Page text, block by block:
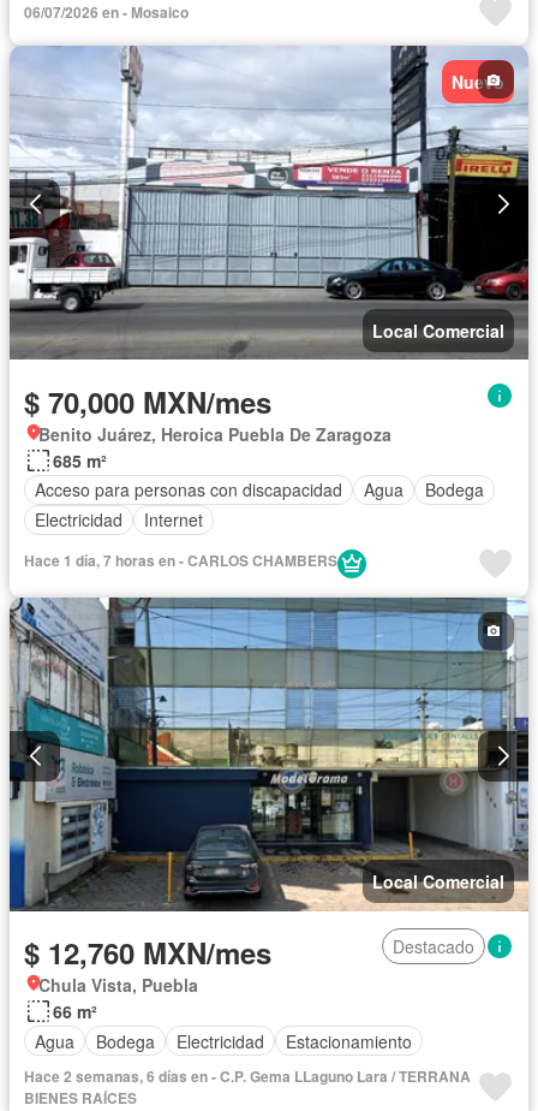
06/07/2026 en - Mosaico
Nuevo
Local Comercial
$ 70,000 MXN/mes
Benito Juárez, Heroica Puebla De Zaragoza
685 m²
Acceso para personas con discapacidad
Agua
Bodega
Electricidad
Internet
Hace 1 día, 7 horas en - CARLOS CHAMBERS
Local Comercial
$ 12,760 MXN/mes
Destacado
Chula Vista, Puebla
66 m²
Agua
Bodega Electricidad Estacionamiento
Hace 2 semanas, 6 días en - C.P. Gema LLaguno Lara / TERRANA
BIENES RAÍCES